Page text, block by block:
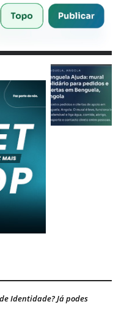
Identidade? Já podes